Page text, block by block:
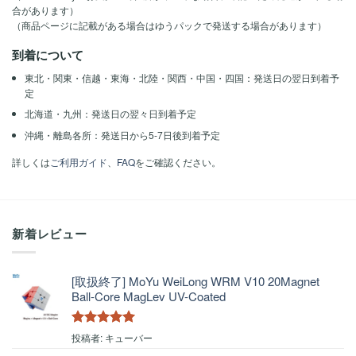
合があります）
（商品ページに記載がある場合はゆうパックで発送する場合があります）
到着について
東北・関東・信越・東海・北陸・関西・中国・四国：発送日の翌日到着予
定
北海道・九州：発送日の翌々日到着予定
沖縄・離島各所：発送日から5-7日後到着予定
詳しくはご利用ガイド FAQをご確認ください。
新着レビュー
[取扱終了] MoYu WeiLong WRM V10 20Magnet
Ball-Core MagLev UV-Coated
5段階中 5 の
投稿者: キューバー